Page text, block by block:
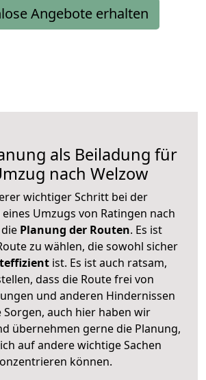
Angebote erhalten
als Beiladung für
nach Welzow
wichtiger Schritt bei der
Umzugs von Ratingen nach
Planung der Routen. Es ist
zu wählen, die sowohl sicher
ist. Es ist auch ratsam,
dass die Route frei von
und anderen Hindernissen
Sorgen, auch hier haben wir
übernehmen gerne die Planung,
auf andere wichtige Sachen
können.